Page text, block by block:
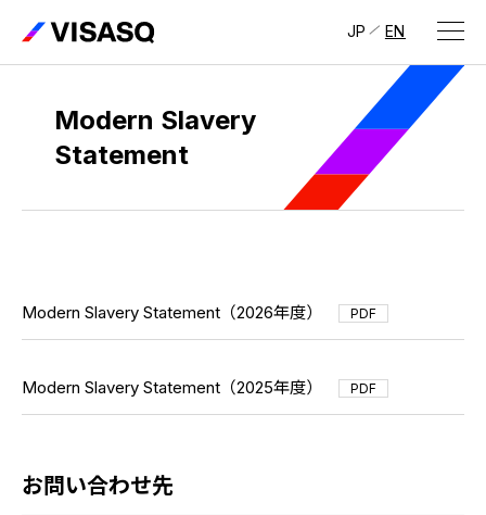
JP EN
ビザスクについて
会社概要・拠点
IR情報トップ
IRスケジュール
採用情報
新卒採用
Modern Slavery
Statement
Modern Slavery Statement（2026年度） PDF
Modern Slavery Statement（2025年度） PDF
お問い合わせ先